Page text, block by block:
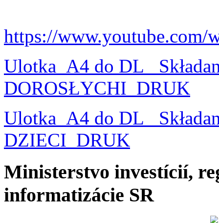
https://www.youtube.com/
Ulotka_A4 do DL_
DOROSŁYCHI_DRUK
Ulotka_A4 do DL_
DZIECI_DRUK
Ministerstvo investícií,
informatizácie SR